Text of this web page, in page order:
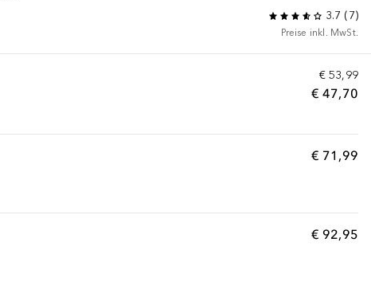
3.7 (7)
Preise inkl. MwSt.
€ 53,99
€ 47,70
€ 71,99
€ 92,95